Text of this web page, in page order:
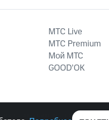
MTС Live
MTС Premium
Мой МТС
GOOD’OK
их аналогов причиняет